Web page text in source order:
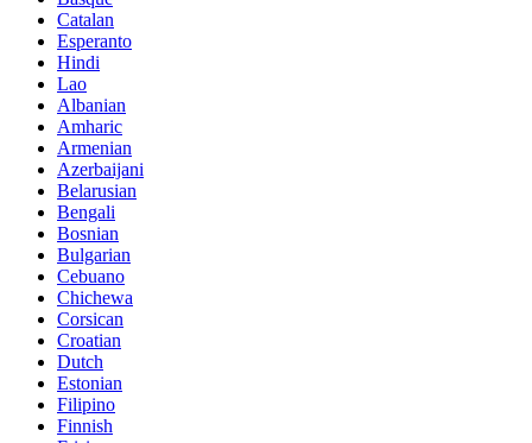
Catalan
Esperanto
Hindi
Lao
Albanian
Amharic
Armenian
Azerbaijani
Belarusian
Bengali
Bosnian
Bulgarian
Cebuano
Chichewa
Corsican
Croatian
Dutch
Estonian
Filipino
Finnish